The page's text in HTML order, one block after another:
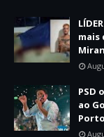
mais
PSD
ao